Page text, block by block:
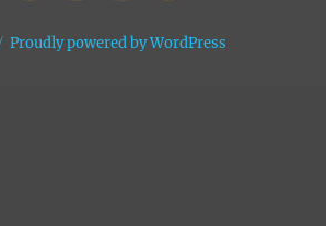
Proudly powered by WordPress